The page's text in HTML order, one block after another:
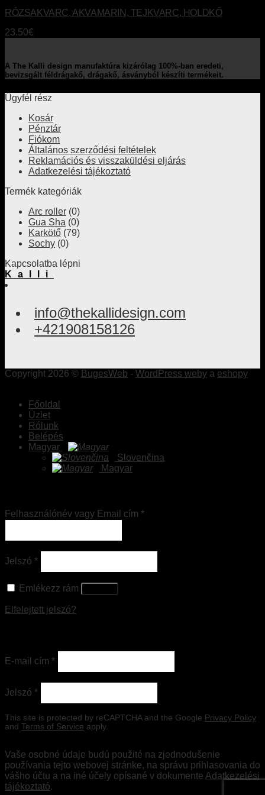
RÓZSAKVARC, AKVAMARIN, TEJKVARC, HOLDKŐ
23.50€
A The Kalli design manufaktúra kizárólag 100%-ban eredeti,
bevizsgált féldrágakő, drágakő, ásványból készíti termékeit.
Ügyfél rész
Kosár
Pénztár
Fiókom
Általános szerződési feltételek
Reklamációs és visszaküldési eljárás
Adatkezelési tájékoztató
Termék kategóriák
Arc roller (0)
Gua Sha (0)
Karkötő (79)
Sochy (0)
Kapcsolatba lépni
Kalli
info@thekallidesign.com
+421908158126
Copyright 2026 © BugesWeb - WordPress weby a eshopy
Főoldal
Üzlet
Rólunk
Belépés
Magyar
Slovenčina
Magyar
Felhasználónév vagy Email cím *
Jelszó *
Emlékezz rám
Elfelejtett jelszó?
E-mail cím *
Jelszó *
This site is protected by reCAPTCHA and the Google Privacy Policy
and Terms of Service apply.
Vaše osobné údaje budú použité na zjednodušenie
používania tejto webovej stránke, na správu prihlasovania do
vášho účtu a na iné účely opísané v dokumente Adatkezelési
tájékoztató.